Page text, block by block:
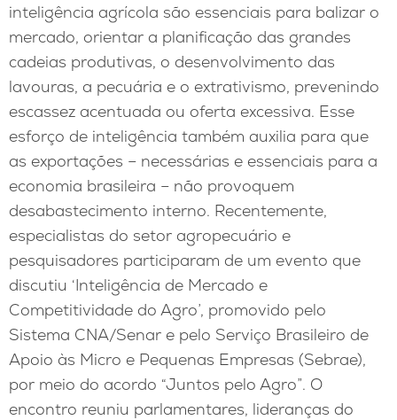
inteligência agrícola são essenciais para balizar o
mercado, orientar a planificação das grandes
cadeias produtivas, o desenvolvimento das
lavouras, a pecuária e o extrativismo, prevenindo
escassez acentuada ou oferta excessiva. Esse
esforço de inteligência também auxilia para que
as exportações – necessárias e essenciais para a
economia brasileira – não provoquem
desabastecimento interno. Recentemente,
especialistas do setor agropecuário e
pesquisadores participaram de um evento que
discutiu ‘Inteligência de Mercado e
Competitividade do Agro’, promovido pelo
Sistema CNA/Senar e pelo Serviço Brasileiro de
Apoio às Micro e Pequenas Empresas (Sebrae),
por meio do acordo “Juntos pelo Agro”. O
encontro reuniu parlamentares, lideranças do